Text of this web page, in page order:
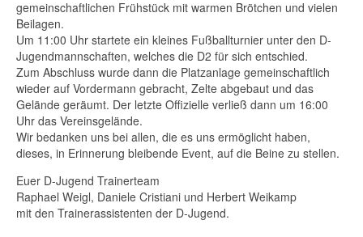
gemeinschaftlichen Frühstück mit warmen Brötchen und vielen
Beilagen.
Um 11:00 Uhr startete ein kleines Fußballturnier unter den D-
Jugendmannschaften, welches die D2 für sich entschied.
Zum Abschluss wurde dann die Platzanlage gemeinschaftlich
wieder auf Vordermann gebracht, Zelte abgebaut und das
Gelände geräumt. Der letzte Offizielle verließ dann um 16:00
Uhr das Vereinsgelände.
Wir bedanken uns bei allen, die es uns ermöglicht haben,
dieses, in Erinnerung bleibende Event, auf die Beine zu stellen.
Euer D-Jugend Trainerteam
Raphael Weigl, Daniele Cristiani und Herbert Weikamp
mit den Trainerassistenten der D-Jugend.